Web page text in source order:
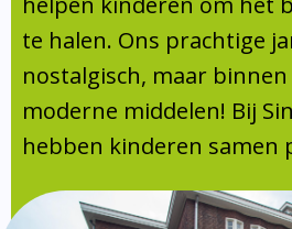
Schoollogopedie
Schooltijden
Absentie
Vakanties
Aanmelden
Schoolgids
Klachtenregeling
te halen. Ons prachtige
nostalgisch, maar
moderne middelen! Bij
hebben kinderen samen